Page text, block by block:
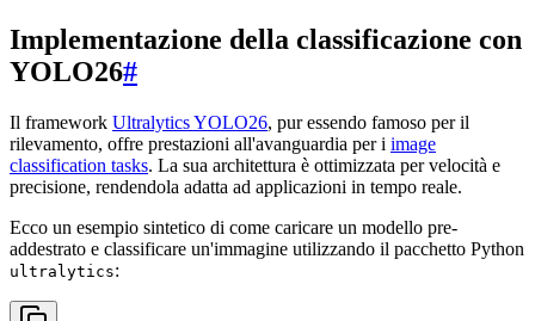
Implementazione della classificazione con
YOLO26#
Il framework Ultralytics YOLO26, pur essendo famoso per il
rilevamento, offre prestazioni all'avanguardia per i image
classification tasks. La sua architettura è ottimizzata per velocità e
precisione, rendendola adatta ad applicazioni in tempo reale.
Ecco un esempio sintetico di come caricare un modello pre-
addestrato e classificare un'immagine utilizzando il pacchetto Python
ultralytics: